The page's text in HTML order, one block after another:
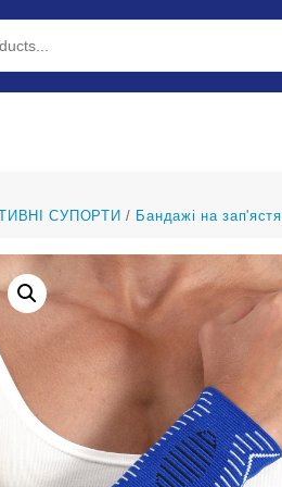
СУПОРТИ / Бандажі на зап'ястя